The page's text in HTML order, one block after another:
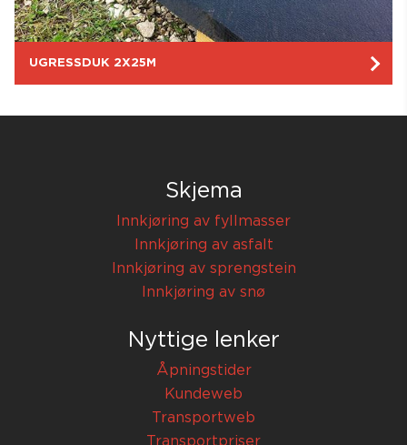
UGRESSDUK 2X25M
Skjema
Innkjøring av fyllmasser
Innkjøring av asfalt
Innkjøring av sprengstein
Innkjøring av snø
Nyttige lenker
Åpningstider
Kundeweb
Transportweb
Transportpriser